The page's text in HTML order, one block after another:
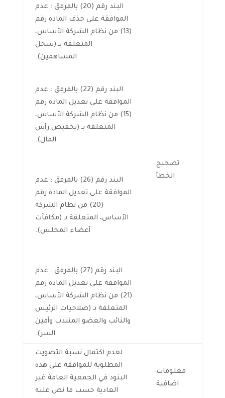
تصحيح
الخطأ
البند رقم (20) بالمرفق : عدم
الموافقة على حذف المادة رقم
(13) من نظام الشركة الأساس،
المتعلقة بـ (سجل
المساهمين).
البند رقم (22) بالمرفق : عدم
الموافقة على تعديل المادة رقم
(15) من نظام الشركة الأساس،
المتعلقة بـ (تخفيض رأس
المال).
البند رقم (26) بالمرفق : عدم
الموافقة على تعديل المادة رقم
(20) من نظام الشركة
الأساس، المتعلقة بـ (مكافآت
أعضاء المجلس).
البند رقم (27) بالمرفق : عدم
الموافقة على تعديل المادة رقم
(21) من نظام الشركة الأساس،
المتعلقة بـ (صلاحيات الرئيس
والنائب والعضو المنتدب وأمين
السر).
معلومات
اضافية
لعدم اكتمال نسبة التصويت
المطلوبة للموافقة على هذه
البنود في الجمعية العامة غير
العادية حسب ما نص عليه